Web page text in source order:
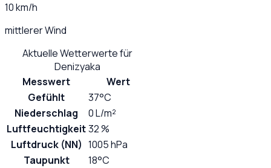
10 km/h
mittlerer Wind
Aktuelle Wetterwerte für
Denizyaka
Messwert
Wert
Gefühlt
37°C
Niederschlag
0 L/m²
Luftfeuchtigkeit32 %
Luftdruck (NN) 1005 hPa
Taupunkt
18°C